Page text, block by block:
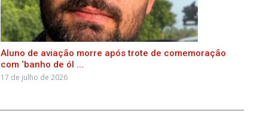
Aluno de aviação morre após trote de comemoração
com ‘banho de ól ...
17 de julho de 2026